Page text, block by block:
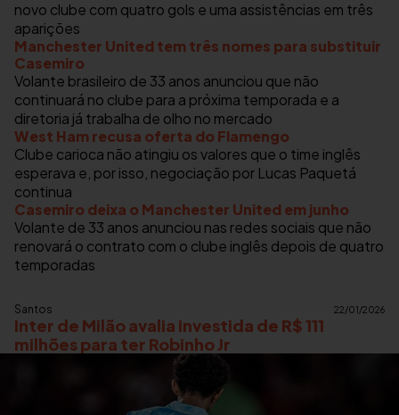
novo clube com quatro gols e uma assistências em três
aparições
Manchester United tem três nomes para substituir
Casemiro
Volante brasileiro de 33 anos anunciou que não
continuará no clube para a próxima temporada e a
diretoria já trabalha de olho no mercado
West Ham recusa oferta do Flamengo
Clube carioca não atingiu os valores que o time inglês
esperava e, por isso, negociação por Lucas Paquetá
continua
Casemiro deixa o Manchester United em junho
Volante de 33 anos anunciou nas redes sociais que não
renovará o contrato com o clube inglês depois de quatro
temporadas
Santos 22/01/2026
Inter de Milão avalia investida de R$ 111
milhões para ter Robinho Jr